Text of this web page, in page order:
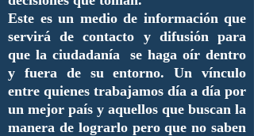
Este es un medio de información que
servirá de contacto y difusión para
que la ciudadanía se haga oír dentro
y fuera de su entorno. Un vínculo
entre quienes trabajamos día a día por
un mejor país y aquellos que buscan la
manera de lograrlo pero que no saben